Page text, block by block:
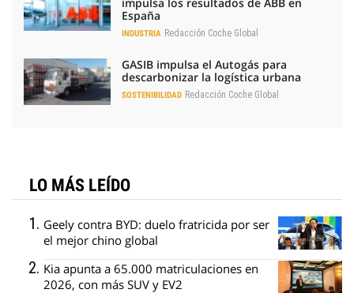
España
INDUSTRIA Redacción Coche Global
GASIB impulsa el Autogás para
descarbonizar la logística urbana
SOSTENIBILIDAD Redacción Coche Global
LO MÁS LEÍDO
Geely contra BYD: duelo fratricida por ser
el mejor chino global
Kia apunta a 65.000 matriculaciones en
2026, con más SUV y EV2